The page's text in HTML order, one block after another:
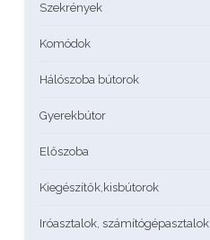
Szekrények
Komódok
Hálószoba bútorok
Gyerekbútor
Előszoba
Kiegészítők,kisbútorok
Iróasztalok, számítógépasztalok